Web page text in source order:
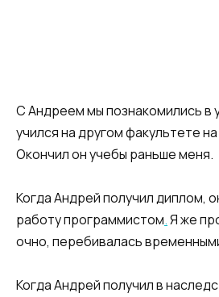
С Андреем мы познакомились в
учился на другом факультете
Окончил он учебы раньше меня.​
​Когда Андрей получил диплом,
работу программистом.Я же
очно, перебивалась
​Когда Андрей получил в